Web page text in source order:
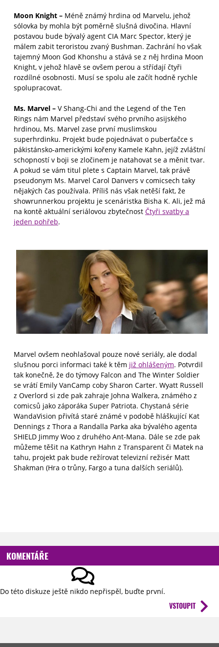
Moon Knight – Méně známý hrdina od Marvelu, jehož
sólovka by mohla být poměrně slušná divočina. Hlavní
postavou bude bývalý agent CIA Marc Spector, který je
málem zabit teroristou zvaný Bushman. Zachrání ho však
tajemný Moon God Khonshu a stává se z něj hrdina Moon
Knight, v jehož hlavě se ovšem perou a střídají čtyři
rozdílné osobnosti. Musí se spolu ale začít hodně rychle
spolupracovat.
Ms. Marvel – V Shang-Chi and the Legend of the Ten
Rings nám Marvel představí svého prvního asijského
hrdinou, Ms. Marvel zase první muslimskou
superhrdinku. Projekt bude pojednávat o puberťačce s
pákistánsko-americkými kořeny Kamele Kahn, jejíž zvláštní
schopností v boji se zločinem je natahovat se a měnit tvar.
A pokud se vám titul plete s Captain Marvel, tak právě
pseudonym Ms. Marvel Carol Danvers v comicsech taky
nějakých čas používala. Příliš nás však netěší fakt, že
showrunnerkou projektu je scenáristka Bisha K. Ali, jež má
na kontě aktuální seriálovou zbytečnost Čtyři svatby a
jeden pohřeb.
Marvel ovšem neohlašoval pouze nové seriály, ale dodal
slušnou porci informaci také k těm již ohlášeným. Potvrdil
tak konečně, že do týmovy Falcon and The Winter Soldier
se vrátí Emily VanCamp coby Sharon Carter. Wyatt Russell
z Overlord si zde pak zahraje Johna Walkera, známého z
comicsů jako záporáka Super Patriota. Chystaná série
WandaVision přivítá staré známé v podobě hláškující Kat
Dennings z Thora a Randalla Parka aka bývalého agenta
SHIELD Jimmy Woo z druhého Ant-Mana. Dále se zde pak
můžeme těšit na Kathryn Hahn z Transparent či Matek na
tahu, projekt pak bude režírovat televizní režisér Matt
Shakman (Hra o trůny, Fargo a tuna dalších seriálů).
KOMENTÁŘE
Do této diskuze ještě nikdo nepřispěl, buďte první.
VSTOUPIT